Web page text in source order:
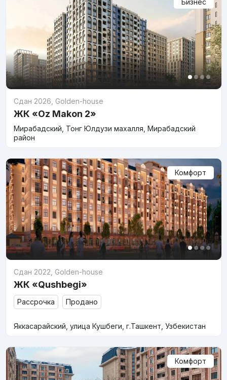
Бизнес
Сдан 2026 Golden-house
ЖК «Oz Makon 2»
Мирабадский, Тонг Юлдузи махалля, Мирабадский
район
Комфорт
Сдан 2022 Golden-house
ЖК «Qushbegi»
Рассрочка Продано
Яккасарайский, улица Кушбеги, г.Ташкент, Узбекистан
Комфорт